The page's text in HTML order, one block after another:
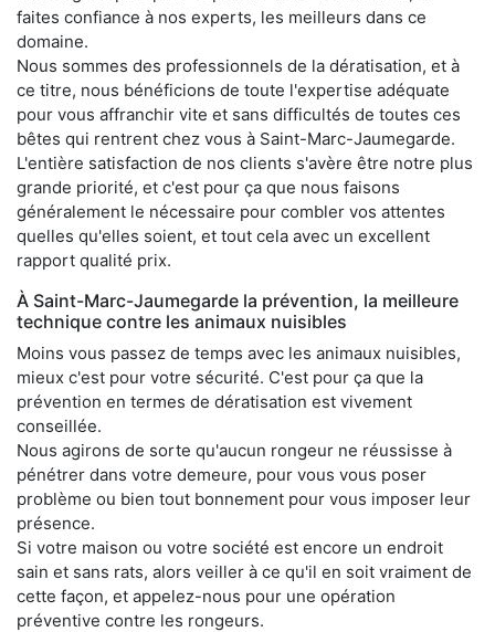
faites confiance à nos experts, les meilleurs dans ce
domaine.
Nous sommes des professionnels de la dératisation, et à
ce titre, nous bénéficions de toute l'expertise adéquate
pour vous affranchir vite et sans difficultés de toutes ces
bêtes qui rentrent chez vous à Saint-Marc-Jaumegarde.
L'entière satisfaction de nos clients s'avère être notre plus
grande priorité, et c'est pour ça que nous faisons
généralement le nécessaire pour combler vos attentes
quelles qu'elles soient, et tout cela avec un excellent
rapport qualité prix.
À Saint-Marc-Jaumegarde la prévention, la meilleure
technique contre les animaux nuisibles
Moins vous passez de temps avec les animaux nuisibles,
mieux c'est pour votre sécurité. C'est pour ça que la
prévention en termes de dératisation est vivement
conseillée.
Nous agirons de sorte qu'aucun rongeur ne réussisse à
pénétrer dans votre demeure, pour vous vous poser
problème ou bien tout bonnement pour vous imposer leur
présence.
Si votre maison ou votre société est encore un endroit
sain et sans rats, alors veiller à ce qu'il en soit vraiment de
cette façon, et appelez-nous pour une opération
préventive contre les rongeurs.